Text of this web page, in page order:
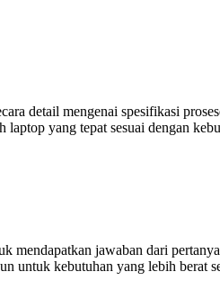
detail mengenai spesifikasi
yang tepat sesuai dengan
mendapatkan jawaban dari
untuk kebutuhan yang lebih berat